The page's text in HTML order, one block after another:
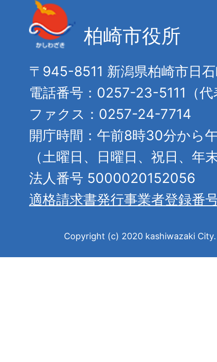
柏崎市役所
〒945-8511 新潟県柏崎市日
電話番号：0257-23-5111（代
ファクス：0257-24-7714
開庁時間：午前8時30分から
（土曜日、日曜日、祝日、年
法人番号 5000020152056
適格請求書発行事業者登録番
Copyright (c) 2020 kashiwazaki